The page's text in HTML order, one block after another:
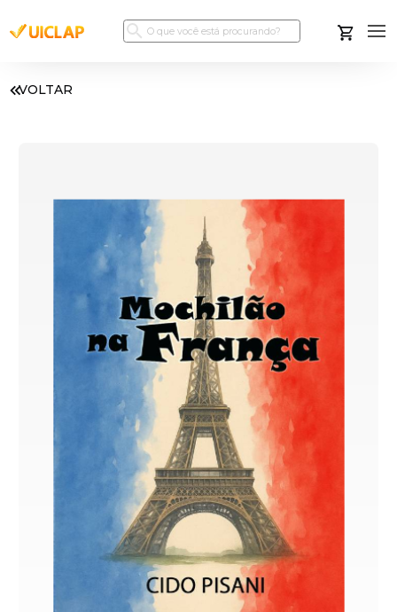
VOLTAR